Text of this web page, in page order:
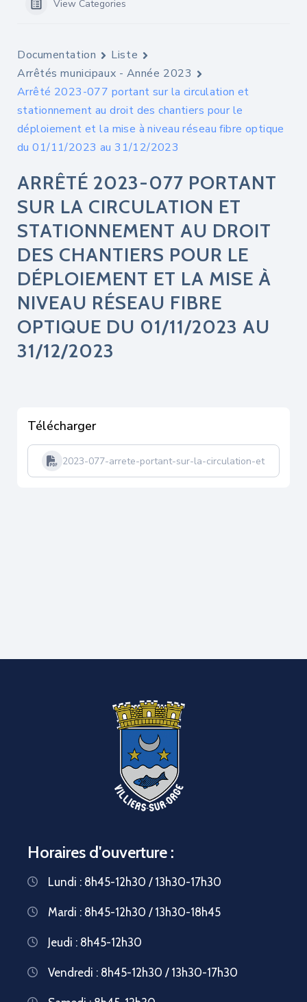
View Categories
Documentation
Liste
Arrêtés municipaux - Année 2023
Arrêté 2023-077 portant sur la circulation et
stationnement au droit des chantiers pour le
déploiement et la mise à niveau réseau fibre optique
du 01/11/2023 au 31/12/2023
ARRÊTÉ 2023-077 PORTANT
SUR LA CIRCULATION ET
STATIONNEMENT AU DROIT
DES CHANTIERS POUR LE
DÉPLOIEMENT ET LA MISE À
NIVEAU RÉSEAU FIBRE
OPTIQUE DU 01/11/2023 AU
31/12/2023
Télécharger
2023-077-arrete-portant-sur-la-circulation-et-
Horaires d'ouverture :
Lundi : 8h45-12h30 / 13h30-17h30
Mardi : 8h45-12h30 / 13h30-18h45
Jeudi : 8h45-12h30
Vendredi : 8h45-12h30 / 13h30-17h30